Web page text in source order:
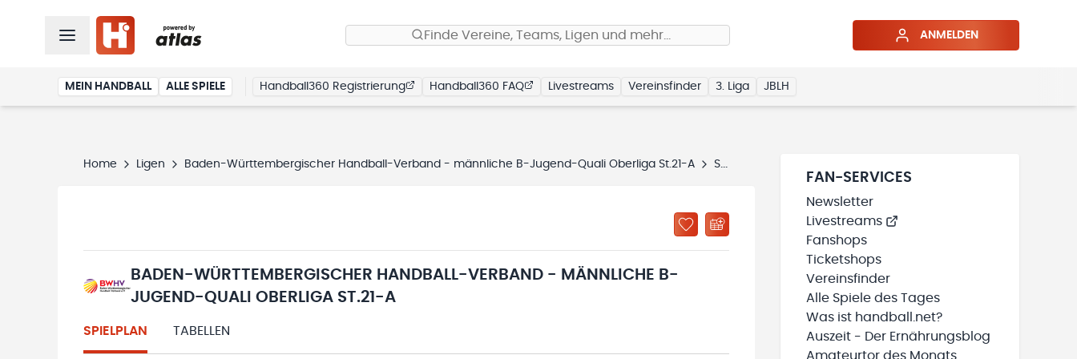
Finde Vereine, Teams, Ligen und mehr… ANMELDEN
MEIN HANDBALL ALLE SPIELE Handball360 Registrierung Handball360 FAQ Livestreams Vereinsfinder 3. Liga JBLH
Home Ligen Baden-Württembergischer Handball-Verband - männliche B-Jugend-Quali Oberliga St.21-A Spielplan
BADEN-WÜRTTEMBERGISCHER HANDBALL-VERBAND - MÄNNLICHE B-
JUGEND-QUALI OBERLIGA ST.21-A
SPIELPLAN TABELLEN
FAN-SERVICES
Newsletter
Livestreams
Fanshops
Ticketshops
Vereinsfinder
Alle Spiele des Tages
Was ist handball.net?
Auszeit - Der Ernährungsblog
Amateurtor des Monats